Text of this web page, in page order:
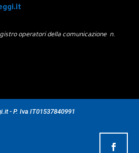
operatori della comunicazione n.
- P. Iva IT01537840991